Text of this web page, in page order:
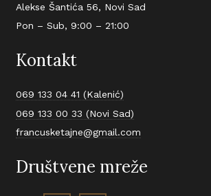
Alekse Šantića 56, Novi Sad
Pon – Sub, 9:00 – 21:00
Kontakt
069 133 04 41 (Kalenić)
069 133 00 33 (Novi Sad)
francusketajne@gmail.com
Društvene mreže